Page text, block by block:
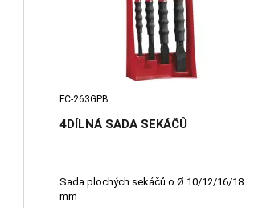
FC-263GPB
4DÍLNÁ SADA SEKÁČŮ
Sada plochých sekáčů o Ø 10/12/16/18
mm